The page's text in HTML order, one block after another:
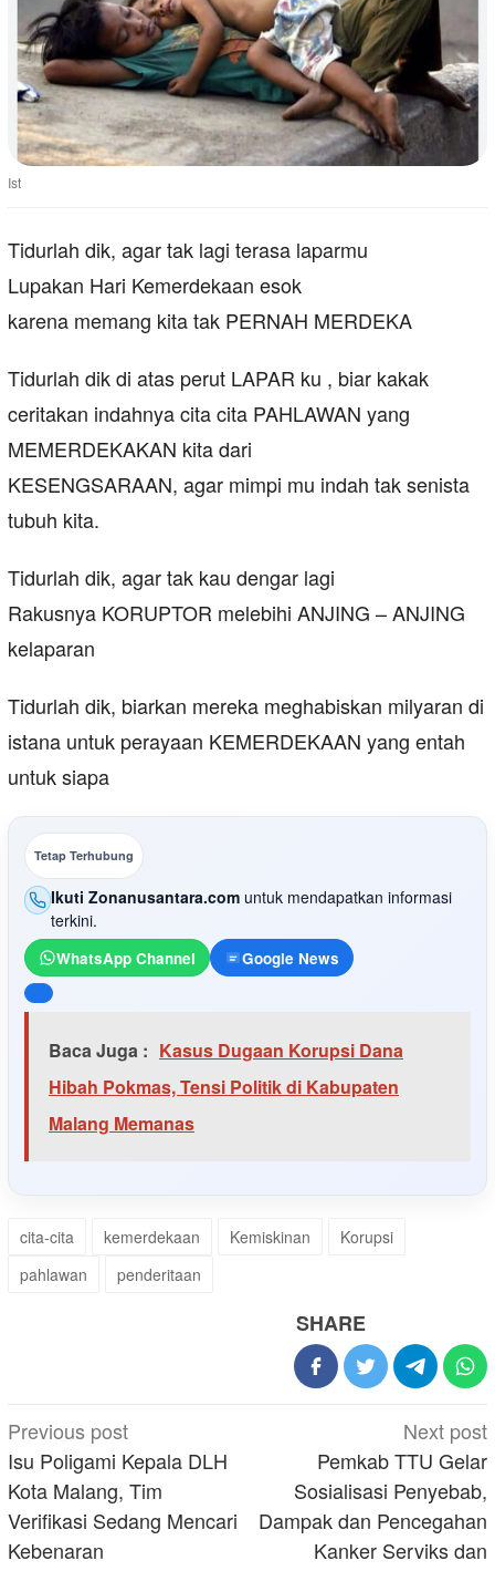
Ist
Tidurlah dik, agar tak lagi terasa laparmu
Lupakan Hari Kemerdekaan esok
karena memang kita tak PERNAH MERDEKA
Tidurlah dik di atas perut LAPAR ku , biar kakak
ceritakan indahnya cita cita PAHLAWAN yang
MEMERDEKAKAN kita dari
KESENGSARAAN, agar mimpi mu indah tak senista
tubuh kita.
Tidurlah dik, agar tak kau dengar lagi
Rakusnya KORUPTOR melebihi ANJING – ANJING
kelaparan
Tidurlah dik, biarkan mereka meghabiskan milyaran di
istana untuk perayaan KEMERDEKAAN yang entah
untuk siapa
Tetap Terhubung
Ikuti Zonanusantara.com untuk mendapatkan informasi
terkini.
WhatsApp Channel Google News
Baca Juga : Kasus Dugaan Korupsi Dana
Hibah Pokmas, Tensi Politik di Kabupaten
Malang Memanas
cita-cita kemerdekaan Kemiskinan
Korupsi
pahlawan
penderitaan
SHARE
Post
navigation
Previous post
Isu Poligami Kepala DLH
Kota Malang, Tim
Verifikasi Sedang Mencari
Kebenaran
Next post
Pemkab TTU Gelar
Sosialisasi Penyebab,
Dampak dan Pencegahan
Kanker Serviks dan